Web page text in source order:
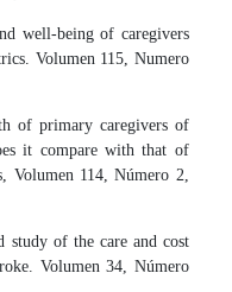
well-being of caregivers
Volumen 115, Numero
of primary caregivers of
it compare with that of
Volumen 114, Número 2,
study of the care and cost
Volumen 34, Número